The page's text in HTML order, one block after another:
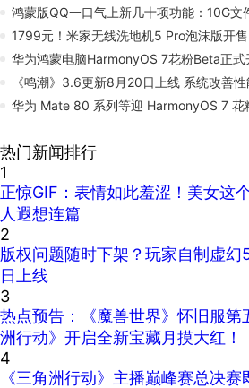
鸿蒙版QQ一口气上新几十项功能：10G文
华为鸿蒙电脑HarmonyOS 7花粉Beta正式
热门新闻排行
1
正惊GIF：表情如此羞涩！美女这
人遐想连篇
2
版权问题随时下架？玩家自制虚幻
日上线
3
热点预告：《魔兽世界》怀旧服第
洲行动》开启全新宝藏月摸大红！
4
《三角洲行动》主播巅峰赛总决赛